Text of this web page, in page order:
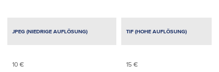
JPEG (NIEDRIGE AUFLÖSUNG) TIF (HOHE AUFLÖSUNG)
10 € 15 €